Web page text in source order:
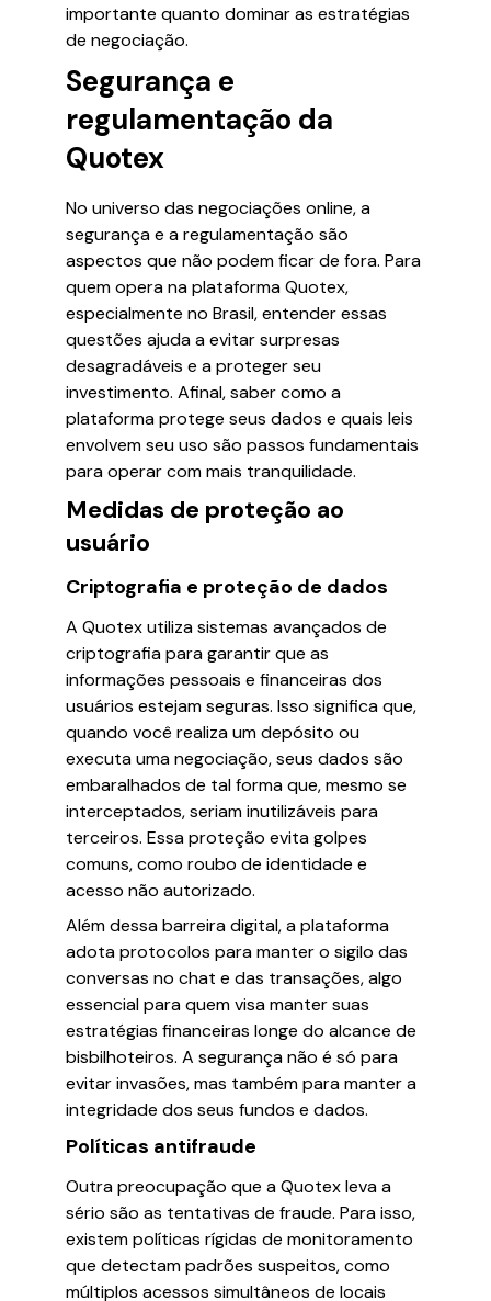
importante quanto dominar as estratégias
de negociação.
Segurança e
regulamentação da
Quotex
No universo das negociações online, a
segurança e a regulamentação são
aspectos que não podem ficar de fora. Para
quem opera na plataforma Quotex,
especialmente no Brasil, entender essas
questões ajuda a evitar surpresas
desagradáveis e a proteger seu
investimento. Afinal, saber como a
plataforma protege seus dados e quais leis
envolvem seu uso são passos fundamentais
para operar com mais tranquilidade.
Medidas de proteção ao
usuário
Criptografia e proteção de dados
A Quotex utiliza sistemas avançados de
criptografia para garantir que as
informações pessoais e financeiras dos
usuários estejam seguras. Isso significa que,
quando você realiza um depósito ou
executa uma negociação, seus dados são
embaralhados de tal forma que, mesmo se
interceptados, seriam inutilizáveis para
terceiros. Essa proteção evita golpes
comuns, como roubo de identidade e
acesso não autorizado.
Além dessa barreira digital, a plataforma
adota protocolos para manter o sigilo das
conversas no chat e das transações, algo
essencial para quem visa manter suas
estratégias financeiras longe do alcance de
bisbilhoteiros. A segurança não é só para
evitar invasões, mas também para manter a
integridade dos seus fundos e dados.
Políticas antifraude
Outra preocupação que a Quotex leva a
sério são as tentativas de fraude. Para isso,
existem políticas rígidas de monitoramento
que detectam padrões suspeitos, como
múltiplos acessos simultâneos de locais